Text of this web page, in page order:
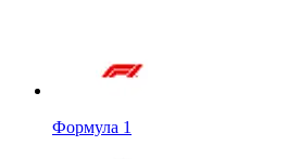
Формула 1